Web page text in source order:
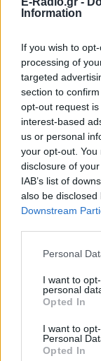
Information
If you wish to
processing of
targeted
section to
opt-out request
interest-based
us or personal
your opt-out.
disclosure of
IAB’s list of
also be
Downstream
Personal
I want to
personal
Opted In
I want to
Personal
Opted In
ΔΕΙΤΕ
ΣΤΗΝ